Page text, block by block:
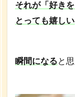
それが「好き
とっても嬉しい
瞬間になる と